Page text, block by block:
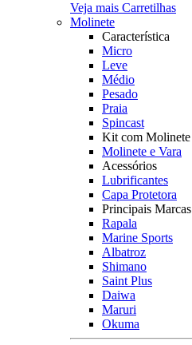
Veja mais Carretilhas
Molinete
Característica
Micro
Leve
Médio
Pesado
Praia
Spincast
Kit com Molinete
Molinete e Vara
Acessórios
Lubrificantes
Capa Protetora
Principais Marcas
Rapala
Marine Sports
Albatroz
Shimano
Saint Plus
Daiwa
Maruri
Okuma